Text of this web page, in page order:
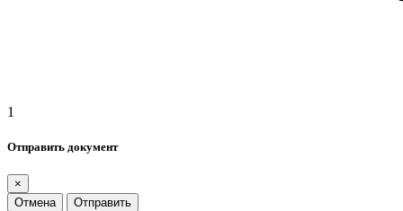
1
Отправить документ
×
Отмена
Отправить